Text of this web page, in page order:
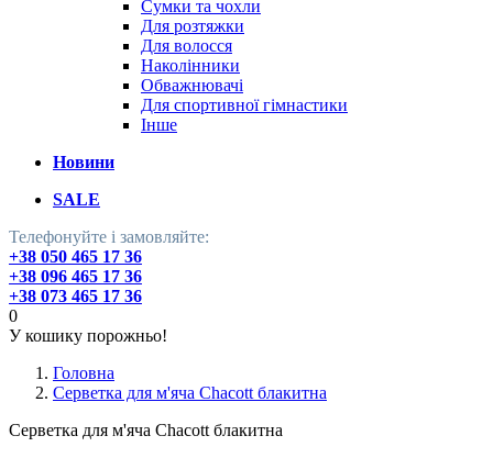
Сумки та чохли
Для розтяжки
Для волосся
Наколінники
Обважнювачі
Для спортивної гімнастики
Інше
Новини
SALE
Телефонуйте і замовляйте:
+38 050 465 17 36
+38 096 465 17 36
+38 073 465 17 36
0
У кошику порожньо!
Головна
Серветка для м'яча Chacott блакитна
Серветка для м'яча Chacott блакитна